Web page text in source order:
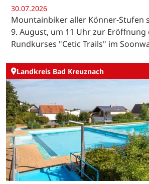
30.07.2026
Mountainbiker aller Könner-Stufen
9. August, um 11 Uhr zur Eröffnung
Rundkurses "Cetic Trails" im
Landkreis Bad Kreuznach